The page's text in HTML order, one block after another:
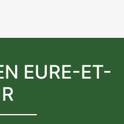
EURE-ET-